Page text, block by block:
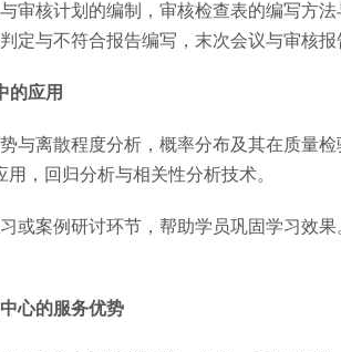
审核计划的编制，审核检查表的编写方
定与不符合报告编写，末次会议与审核
的应用
离散程度分析，概率分布及其在质量
用，回归分析与相关性分析技术。
或案例研讨环节，帮助学员巩固学习效
心的服务优势